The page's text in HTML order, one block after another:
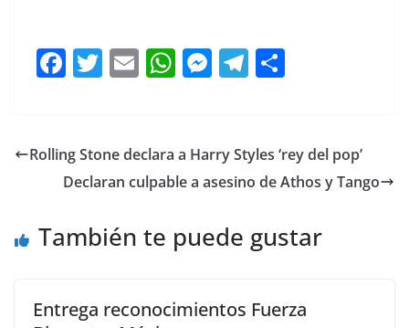
F
e
b
o
T
er
E
l
W
s
A
p
M
e
n
er
T
gr
a
p
ar
Rolling Stone declara a Harry Styles ‘rey del pop’
Declaran culpable a asesino de Athos y Tango
También te puede gustar
Entrega reconocimientos Fuerza